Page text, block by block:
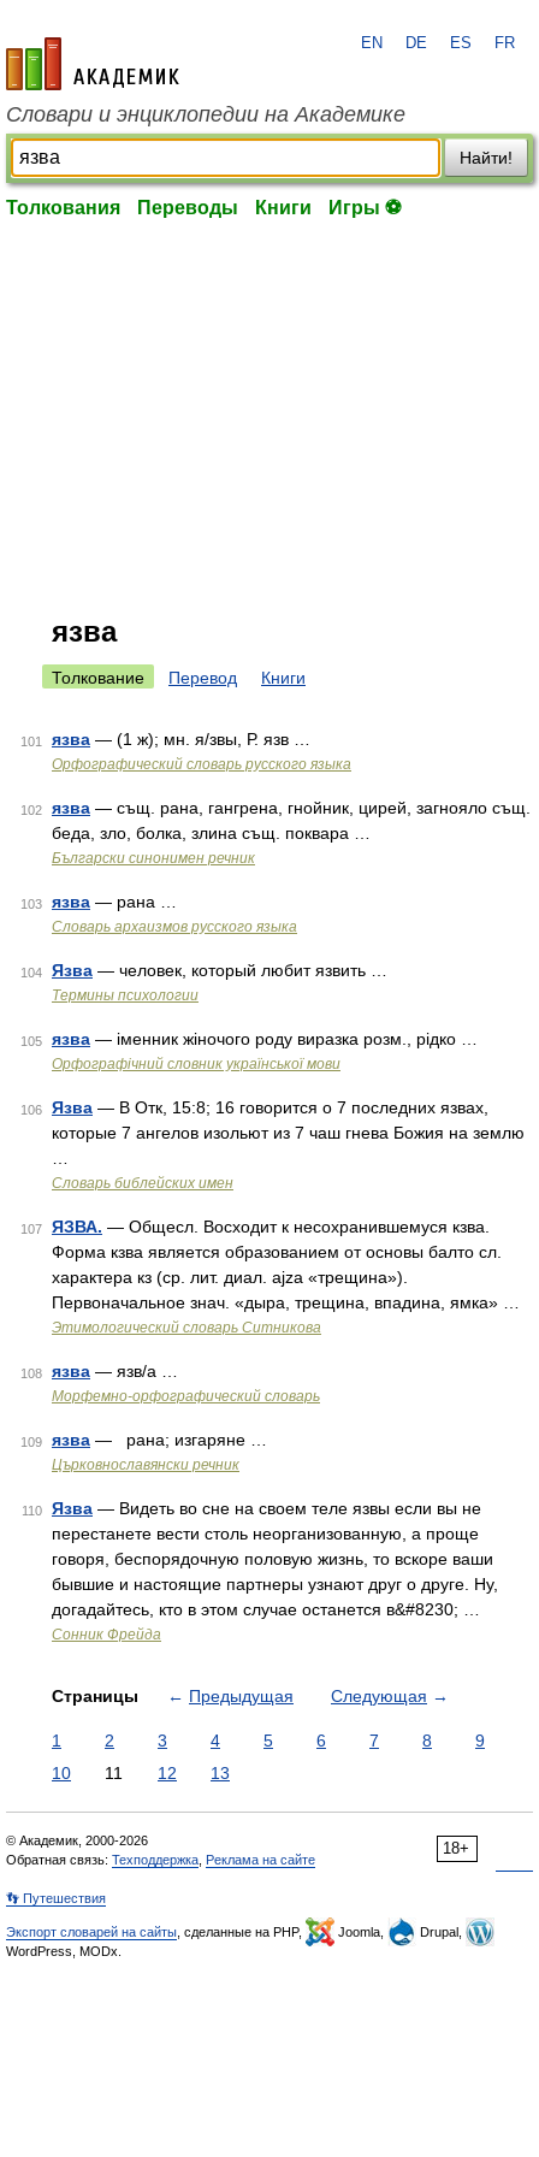
academic.ru
EN DE ES FR
Словари и энциклопедии на Академике
Найти!
Толкования Переводы Книги Игры ⚽
язва
Толкование Перевод Книги
101 язва — (1 ж); мн. я/звы, Р. язв …
Орфографический словарь русского языка
102 язва — същ. рана, гангрена, гнойник, цирей, загнояло същ.
беда, зло, болка, злина същ. поквара …
Български синонимен речник
103 язва — рана …
Cловарь архаизмов русского языка
104 Язва — человек, который любит язвить …
Термины психологии
105 язва — іменник жіночого роду виразка розм., рідко …
Орфографічний словник української мови
106 Язва — В Отк, 15:8; 16 говорится о 7 последних язвах,
которые 7 ангелов изольют из 7 чаш гнева Божия на землю
Словарь библейских имен
107 ЯЗВА. — Общесл. Восходит к несохранившемуся кзва.
Форма кзва является образованием от основы балто сл.
характера кз (ср. лит. диал. ajza «трещина»).
Первоначальное знач. «дыра, трещина, впадина, ямка» …
Этимологический словарь Ситникова
108 язва — язв/а …
Морфемно-орфографический словарь
109 язва — рана; изгаряне …
Църковнославянски речник
110 Язва — Видеть во сне на своем теле язвы если вы не
перестанете вести столь неорганизованную, а проще
говоря, беспорядочную половую жизнь, то вскоре ваши
бывшие и настоящие партнеры узнают друг о друге. Ну,
догадайтесь, кто в этом случае останется в&#8230; …
Cонник Фрейда
Страницы ← Предыдущая Следующая →
1 2 3 4 5 6 7 8
9
10
11 12 13
18+
© Академик, 2000-2026
Обратная связь: Техподдержка Реклама на сайте
👣 Путешествия
Экспорт словарей на сайты , сделанные на PHP, Joomla,
Drupal,
WordPress, MODx.